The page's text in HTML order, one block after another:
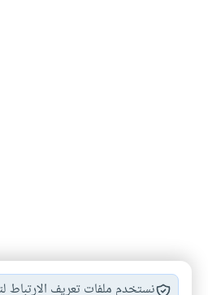
اللغة العربية # اليوم العالمي للغة…
نستخدم ملفات تعريف الارتباط